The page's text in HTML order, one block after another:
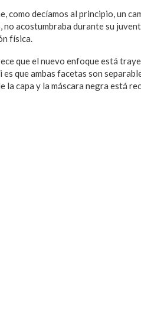
como decíamos al principio, un
no acostumbraba durante su
física.
que el nuevo enfoque está
que ambas facetas son
la capa y la máscara negra está